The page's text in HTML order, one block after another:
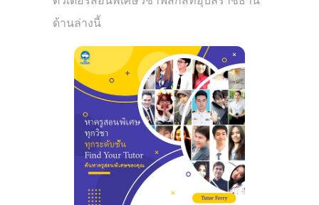
ด้านล่างนี้